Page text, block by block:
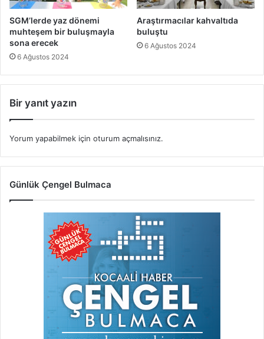
SGM’lerde yaz dönemi
muhteşem bir buluşmayla
sona erecek
6 Ağustos 2024
Araştırmacılar kahvaltıda
buluştu
6 Ağustos 2024
Bir yanıt yazın
Yorum yapabilmek için oturum açmalısınız.
Günlük Çengel Bulmaca